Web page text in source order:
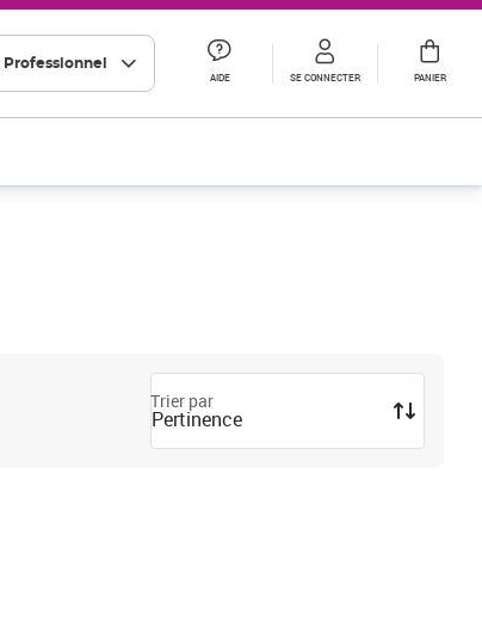
Professionnel
AIDE SE CONNECTER PANIER
Trier par
Pertinence